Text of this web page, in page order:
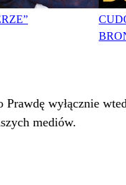
wyłącznie
mediów.